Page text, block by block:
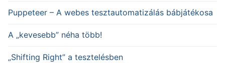
Puppeteer – A webes tesztautomatizálás bábjátékosa
A „kevesebb” néha több!
„Shifting Right” a tesztelésben